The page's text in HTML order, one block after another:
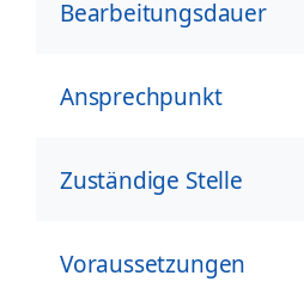
Bearbeitungsdauer
Ansprechpunkt
Zuständige Stelle
Voraussetzungen